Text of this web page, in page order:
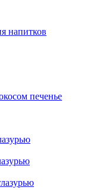
напитков
печенье